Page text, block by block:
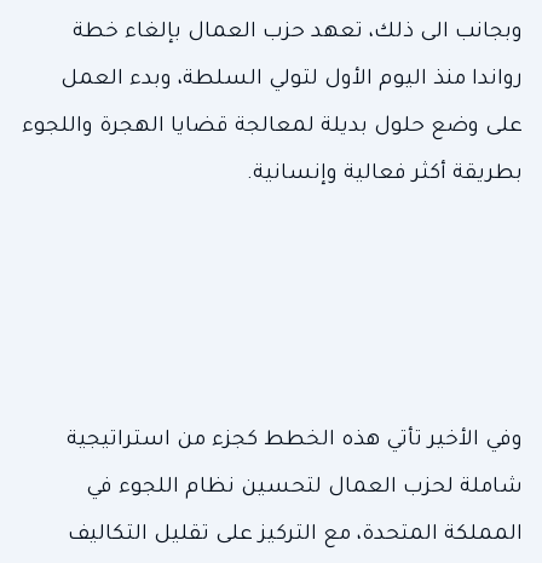
وبجانب الى ذلك، تعهد حزب العمال بإلغاء خطة
رواندا منذ اليوم الأول لتولي السلطة، وبدء العمل
على وضع حلول بديلة لمعالجة قضايا الهجرة واللجوء
بطريقة أكثر فعالية وإنسانية.
وفي الأخير تأتي هذه الخطط كجزء من استراتيجية
شاملة لحزب العمال لتحسين نظام اللجوء في
المملكة المتحدة، مع التركيز على تقليل التكاليف